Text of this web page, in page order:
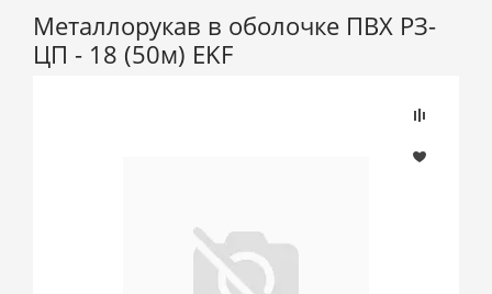
Металлорукав в оболочке ПВХ РЗ-
ЦП - 18 (50м) EKF